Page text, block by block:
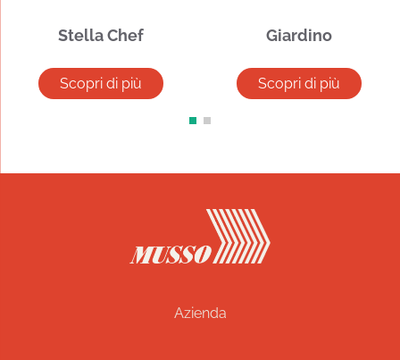
Stella Chef
Scopri di più
Giardino
Scopri di più
Azienda